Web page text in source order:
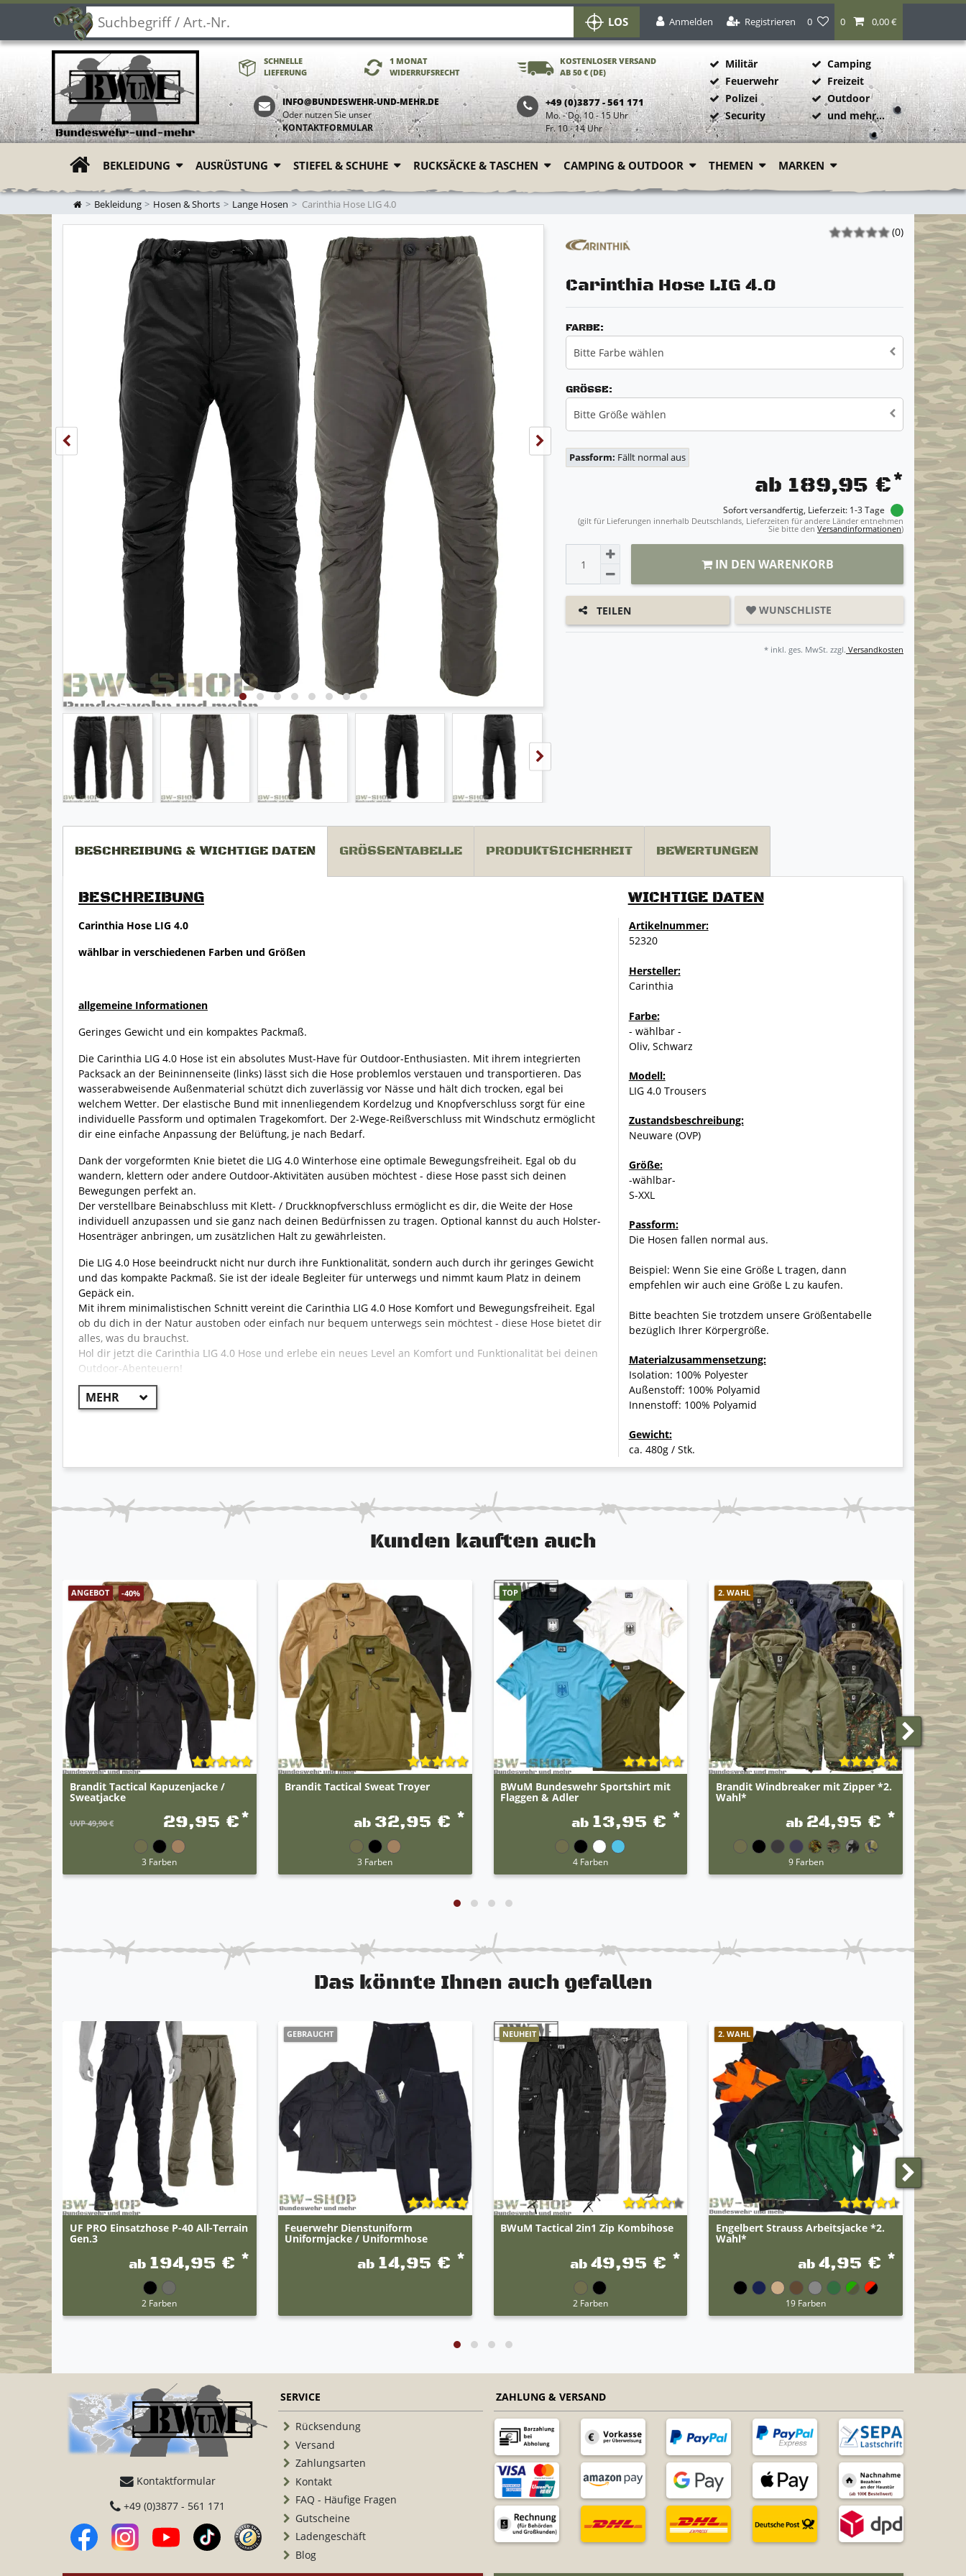
LOS Anmelden Registrieren 0 0 0,00 €
SCHNELLE
LIEFERUNG
1 MONAT
WIDERRUFSRECHT
KOSTENLOSER VERSAND
AB 50 € (DE)
INFO@BUNDESWEHR-UND-MEHR.DE
Oder nutzen Sie unser
KONTAKTFORMULAR
+49 (0)3877 - 561 171
Mo. - Do. 10 - 15 Uhr
Fr. 10 - 14 Uhr
Militär
Feuerwehr
Polizei
Security
Camping
Freizeit
Outdoor
und mehr...
ZUR STARTSEITE
BEKLEIDUNG AUSRÜSTUNG STIEFEL & SCHUHE RUCKSÄCKE & TASCHEN CAMPING & OUTDOOR THEMEN MARKEN
Bekleidung Hosen & Shorts Lange Hosen Carinthia Hose LIG 4.0
(0)
Carinthia Hose LIG 4.0
FARBE:
Bitte Farbe wählen
GRÖSSE:
Bitte Größe wählen
Passform: Fällt normal aus
ab 189,95 €*
Sofort versandfertig, Lieferzeit: 1-3 Tage
(gilt für Lieferungen innerhalb Deutschlands, Lieferzeiten für andere Länder entnehmen
Sie bitte den Versandinformationen)
IN DEN WARENKORB
TEILEN WUNSCHLISTE
* inkl. ges. MwSt. zzgl. Versandkosten
BESCHREIBUNG & WICHTIGE DATEN GRÖSSENTABELLE PRODUKTSICHERHEIT BEWERTUNGEN
BESCHREIBUNG
Carinthia Hose LIG 4.0
wählbar in verschiedenen Farben und Größen
allgemeine Informationen
Geringes Gewicht und ein kompaktes Packmaß.
Die Carinthia LIG 4.0 Hose ist ein absolutes Must-Have für Outdoor-Enthusiasten. Mit ihrem integrierten
Packsack an der Beininnenseite (links) lässt sich die Hose problemlos verstauen und transportieren. Das
wasserabweisende Außenmaterial schützt dich zuverlässig vor Nässe und hält dich trocken, egal bei
welchem Wetter. Der elastische Bund mit innenliegendem Kordelzug und Knopfverschluss sorgt für eine
individuelle Passform und optimalen Tragekomfort. Der 2-Wege-Reißverschluss mit Windschutz ermöglicht
dir eine einfache Anpassung der Belüftung, je nach Bedarf.
Dank der vorgeformten Knie bietet die LIG 4.0 Winterhose eine optimale Bewegungsfreiheit. Egal ob du
wandern, klettern oder andere Outdoor-Aktivitäten ausüben möchtest - diese Hose passt sich deinen
Bewegungen perfekt an.
Der verstellbare Beinabschluss mit Klett- / Druckknopfverschluss ermöglicht es dir, die Weite der Hose
individuell anzupassen und sie ganz nach deinen Bedürfnissen zu tragen. Optional kannst du auch Holster-
Hosenträger anbringen, um zusätzlichen Halt zu gewährleisten.
Die LIG 4.0 Hose beeindruckt nicht nur durch ihre Funktionalität, sondern auch durch ihr geringes Gewicht
und das kompakte Packmaß. Sie ist der ideale Begleiter für unterwegs und nimmt kaum Platz in deinem
Gepäck ein.
Mit ihrem minimalistischen Schnitt vereint die Carinthia LIG 4.0 Hose Komfort und Bewegungsfreiheit. Egal
ob du dich in der Natur austoben oder einfach nur bequem unterwegs sein möchtest - diese Hose bietet dir
alles, was du brauchst.
Hol dir jetzt die Carinthia LIG 4.0 Hose und erlebe ein neues Level an Komfort und Funktionalität bei deinen
Outdoor-Abenteuern!
Die MIG 4.0 und HIG 4.0 Hosen sowie die passenden Jacken finden Sie ebenfalls bei uns.
Elastischer Bund mit innenliegendem Kordelzug und Knopfverschluss
Vorgeformte Knie
Verstellbarer Beinabschluss mit Klett- / Druckknopfverschluss
Optionale Holster-Hosenträger
Angenehmer Tragekomfort
WICHTIGE DATEN
Artikelnummer:
52320
Hersteller:
Carinthia
Farbe:
- wählbar -
Oliv, Schwarz
Modell:
LIG 4.0 Trousers
Zustandsbeschreibung:
Neuware (OVP)
Größe:
-wählbar-
S-XXL
Passform:
Die Hosen fallen normal aus.
Beispiel: Wenn Sie eine Größe L tragen, dann
empfehlen wir auch eine Größe L zu kaufen.
Bitte beachten Sie trotzdem unsere Größentabelle
bezüglich Ihrer Körpergröße.
Materialzusammensetzung:
Isolation: 100% Polyester
Außenstoff: 100% Polyamid
Innenstoff: 100% Polyamid
Gewicht:
ca. 480g / Stk.
Kunden kauften auch
ANGEBOT -40%
Brandit Tactical Kapuzenjacke /
Sweatjacke
UVP 49,90 € 29,95 €*
3 Farben
Brandit Tactical Sweat Troyer
ab 32,95 € *
3 Farben
TOP
BWuM Bundeswehr Sportshirt mit
Flaggen & Adler
ab 13,95 € *
4 Farben
2. WAHL
Brandit Windbreaker mit Zipper *2.
Wahl*
ab 24,95 € *
9 Farben
Das könnte Ihnen auch gefallen
UF PRO Einsatzhose P-40 All-Terrain
Gen.3
ab 194,95 € *
2 Farben
GEBRAUCHT
Feuerwehr Dienstuniform
Uniformjacke / Uniformhose
ab 14,95 € *
NEUHEIT
BWuM Tactical 2in1 Zip Kombihose
ab 49,95 € *
2 Farben
2. WAHL
Engelbert Strauss Arbeitsjacke *2.
Wahl*
ab4,95 € *
19 Farben
Kontaktformular
+49 (0)3877 - 561 171
SERVICE
Rücksendung
Versand
Zahlungsarten
Kontakt
FAQ - Häufige Fragen
Gutscheine
Ladengeschäft
Blog
ZAHLUNG & VERSAND